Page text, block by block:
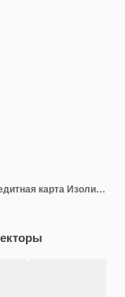
Векторная 3d реалистичная белая кредитная карта Изолированный дизайн шаблона пластиковой кредитной или дебетовой карты для макета брендинга Концепция оплаты кредитной картой Вид спереди